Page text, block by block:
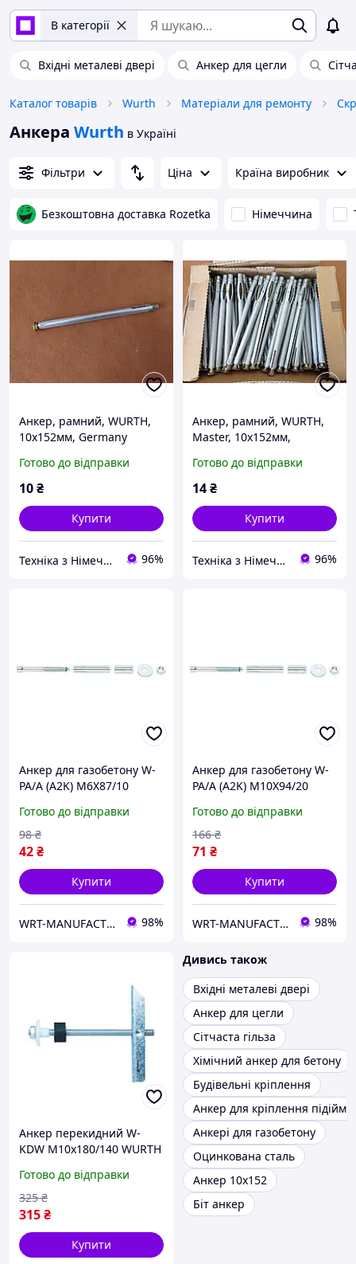
В категорії
Вхідні металеві двері Анкер для цегли
Каталог товарів Wurth Матеріали для ремонту
Анкера Wurth в Україні
Фільтри Ціна Країна виробник
Безкоштовна доставка Rozetka Німеччина
Анкер, рамний, WURTH,
10х152мм, Germany
Готово до відправки
10₴
Купити
Техніка з Німеччини та США, (Нова та Вживана) 96%
Анкер, рамний, WURTH,
Master, 10х152мм,
Готово до відправки
14₴
Купити
Техніка з Німеччини та США, (Нова та Вживана) 96%
Анкер для газобетону W-
PA/A (A2K) M6X87/10
Готово до відправки
42₴
98 ₴
Купити
WRT-MANUFACTURING 98%
Анкер для газобетону W-
PA/A (A2K) M10X94/20
Готово до відправки
71 ₴
166 ₴
Купити
WRT-MANUFACTURING 98%
Анкер перекидний W-
KDW M10x180/140 WURTH
Готово до відправки
315₴
325 ₴
Купити
Дивись також
Вхідні металеві двері
Анкер для цегли
Сітчаста гільза
Хімічний анкер для бетону
Будівельні кріплення
Анкер для кріплення
Анкері для газобетону
Оцинкована сталь
Анкер 10х152
Біт анкер